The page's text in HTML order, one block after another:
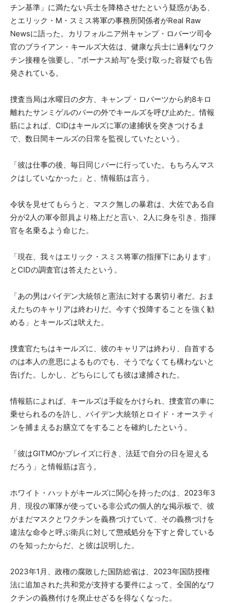
チン基準」に満たない兵士を降格させたという疑惑がある、
とエリック・M・スミス将軍の事務所関係者がReal Raw
Newsに語った。カリフォルニア州キャンプ・ロバーツ司令
官のブライアン・キールズ大佐は、健康な兵士に過剰なワク
チン接種を強要し、”ボーナス給与”を受け取った容疑でも告
発されている。
捜査当局は水曜日の夕方、キャンプ・ロバーツから約8キロ
離れたサンミゲルのバーの外でキールズを呼び止めた。情報
筋によれば、CIDはキールズに軍の逮捕状を突きつけるま
で、数日間キールズの日常を監視していたという。
「彼は仕事の後、毎日同じバーに行っていた。もちろんマス
クはしていなかった」と、情報筋は言う。
令状を見せてもらうと、マスク無しの暴君は、大佐である自
分が2人の軍令部員より格上だと言い、2人に身を引き、指揮
官を名乗るよう命じた。
「現在、我々はエリック・スミス将軍の指揮下にあります」
とCIDの調査官は答えたという。
「あの男はバイデン大統領と憲法に対する裏切り者だ。おま
えたちのキャリアは終わりだ。今すぐ投降することを強く勧
める」とキールズは吠えた。
捜査官たちはキールズに、彼のキャリアは終わり、自首する
のは本人の意思によるものでも、そうでなくても構わないと
告げた。しかし、どちらにしても彼は逮捕された。
情報筋によれば、キールズは手錠をかけられ、捜査官の車に
乗せられるのを許し、バイデン大統領とロイド・オースティ
ンを捕まえるお膳立てをすることを確約したという。
「彼はGITMOかブレイズに行き、法廷で自分の日を迎える
だろう」と情報筋は言う。
ホワイト・ハットがキールズに関心を持ったのは、2023年3
月、現役の軍隊が使っている非公式の個人的な掲示板で、彼
がまだマスクとワクチンを義務づけていて、その義務づけを
違法な命令と呼ぶ衛兵に対して懲戒処分を下すと脅している
のを知ったからだ、と彼は説明した。
2023年1月、政権の腐敗した国防総省は、2023年国防授権
法に追加された共和党が支持する要件によって、全国的なワ
クチンの義務付けを廃止せざるを得なくなった。